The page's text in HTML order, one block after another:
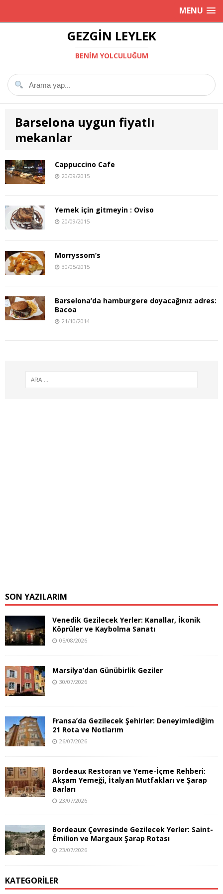
MENU
GEZGIN LEYLEK
BENIM YOLCULUĞUM
Barselona uygun fiyatlı
mekanlar
Cappuccino Cafe
20/09/2015
Yemek için gitmeyin : Oviso
20/09/2015
Morryssom’s
30/05/2015
Barselona’da hamburgere doyacağınız adres:
Bacoa
21/10/2014
SON YAZILARIM
Venedik Gezilecek Yerler: Kanallar, İkonik
Köprüler ve Kaybolma Sanatı
05/08/2026
Marsilya’dan Günübirlik Geziler
30/07/2026
Fransa’da Gezilecek Şehirler: Deneyimlediğim
21 Rota ve Notlarım
26/07/2026
Bordeaux Restoran ve Yeme-İçme Rehberi:
Akşam Yemeği, İtalyan Mutfakları ve Şarap
Barları
23/07/2026
Bordeaux Çevresinde Gezilecek Yerler: Saint-
Émilion ve Margaux Şarap Rotası
23/07/2026
KATEGORILER